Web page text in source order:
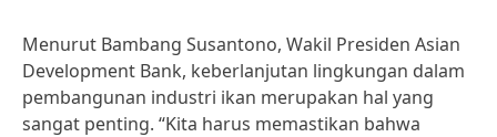
Menurut Bambang Susantono, Wakil Presiden Asian
Development Bank, keberlanjutan lingkungan dalam
pembangunan industri ikan merupakan hal yang
sangat penting. “Kita harus memastikan bahwa